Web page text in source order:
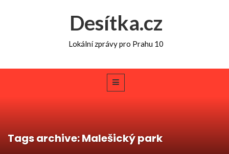
Desítka.cz
Lokální zprávy pro Prahu 10
Tags archive: Malešický park